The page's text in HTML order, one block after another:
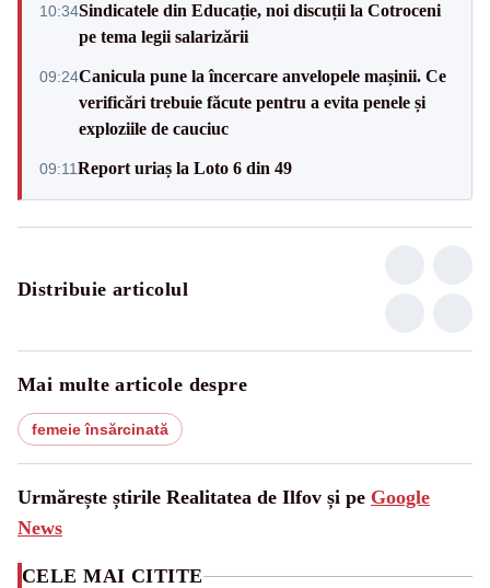
10:34Sindicatele din Educație, noi discuții la Cotroceni
pe tema legii salarizării
09:24Canicula pune la încercare anvelopele mașinii. Ce
verificări trebuie făcute pentru a evita penele și
exploziile de cauciuc
09:11Report uriaș la Loto 6 din 49
Distribuie articolul
Mai multe articole despre
femeie însărcinată
Urmărește știrile Realitatea de Ilfov și pe Google
News
CELE MAI CITITE